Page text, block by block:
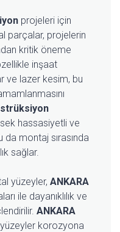
projeleri için
parçalar, projelerin
kritik öneme
inşaat
ve lazer kesim, bu
hassasiyetli ve
montaj sırasında
sağlar.
yüzeyler, ANKARA
ile dayanıklılık ve
ANKARA
korozyona